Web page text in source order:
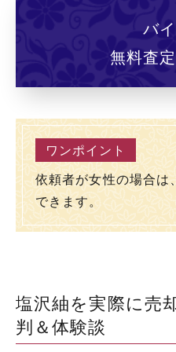
バ
無料査
依頼者が女性の場合は
できます。
塩沢紬を実際に売
判＆体験談